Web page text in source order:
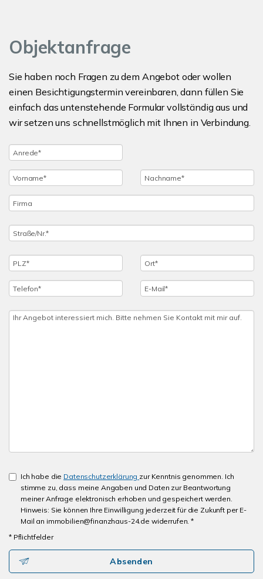
Objektanfrage
Sie haben noch Fragen zu dem Angebot oder wollen
einen Besichtigungstermin vereinbaren, dann füllen Sie
einfach das untenstehende Formular vollständig aus und
wir setzen uns schnellstmöglich mit Ihnen in Verbindung.
Ich habe die Datenschutzerklärung zur Kenntnis genommen. Ich
stimme zu, dass meine Angaben und Daten zur Beantwortung
meiner Anfrage elektronisch erhoben und gespeichert werden.
Hinweis: Sie können Ihre Einwilligung jederzeit für die Zukunft per E-
Mail an immobilien@finanzhaus-24.de widerrufen. *
* Pflichtfelder
Absenden